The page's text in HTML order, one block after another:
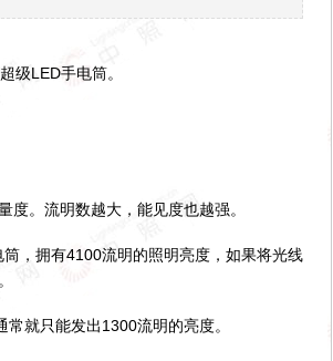
LED手电筒。
。流明数越大，能见度也越强。
拥有4100流明的照明亮度，如果将光线
就只能发出1300流明的亮度。